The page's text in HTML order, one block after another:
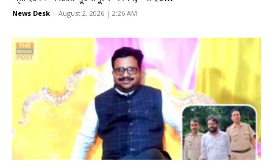
News Desk - August 2, 2026 | 2:26 AM